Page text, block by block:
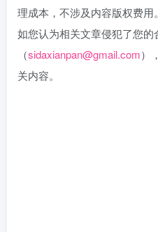
理成本，不涉及内容版权费用。
如您认为相关文章侵犯了您
（sidaxianpan@gmail.com）
关内容。